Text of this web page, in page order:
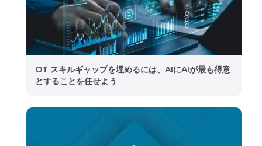
OT スキルギャップを埋めるには、AIにAIが最も得意
とすることを任せよう